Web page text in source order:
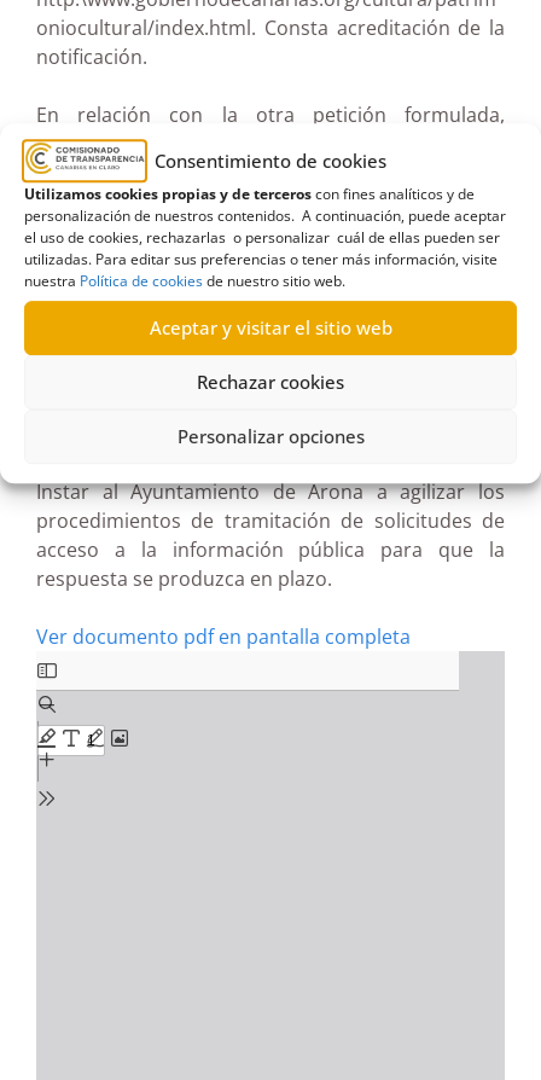
Consentimiento de cookies
Utilizamos cookies propias y de terceroscon fines analíticos y de
personalización de nuestros contenidos. A continuación, puede aceptar
el uso de cookies, rechazarlas o personalizar cuál de ellas pueden ser
utilizadas. Para editar sus preferencias o tener más información, visite
nuestra Política de cookiesde nuestro sitio web.
Aceptar y visitar el sitio web
Rechazar cookies
Personalizar opciones
oniocultural/index.html. Consta acreditación de la
notificación.
En relación con la otra petición formulada,
comunica que se tramitó concediéndole acceso y
remitiéndole copia digitalizada de los inventarios
de los años 2001 y 2016. Consta acreditación de la
notificación a la interesada así como nueva
solicitud de la interesada requiriendo los ficheros
digitalizados. Consta también el envío de ficheros
digitalizados y su descarga por la interesada.
Por lo tanto, el Comisionado resuelve estimar por
terminación del procedimiento por haber perdido
Instar al Ayuntamiento de Arona a agilizar los
procedimientos de tramitación de solicitudes de
acceso a la información pública para que la
respuesta se produzca en plazo.
Ver documento pdf en pantalla completa